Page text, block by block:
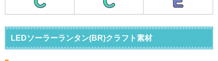
LEDソーラーランタン(BR)クラフト素材